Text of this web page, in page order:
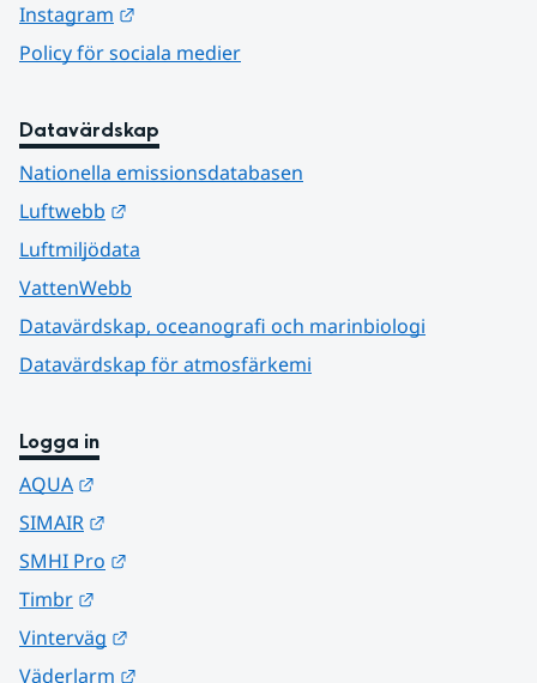
Instagram
Policy för sociala medier
Datavärdskap
Nationella emissionsdatabasen
Luftwebb
Luftmiljödata
VattenWebb
Datavärdskap, oceanografi och marinbiologi
Datavärdskap för atmosfärkemi
Logga in
AQUA
SIMAIR
SMHI Pro
Timbr
Vinterväg
Väderlarm